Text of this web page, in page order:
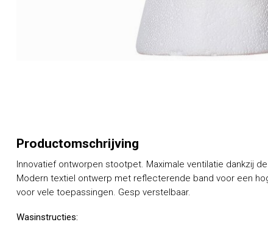
Productomschrijving
Innovatief ontworpen stootpet. Maximale ventilatie dankzij
Modern textiel ontwerp met reflecterende band voor een
voor vele toepassingen. Gesp verstelbaar.
Wasinstructies: